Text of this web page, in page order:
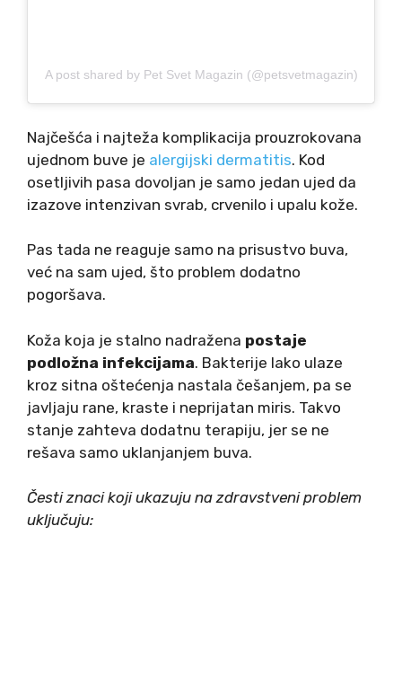
A post shared by Pet Svet Magazin (@petsvetmagazin)
Najčešća i najteža komplikacija prouzrokovana
ujednom buve je alergijski dermatitis. Kod
osetljivih pasa dovoljan je samo jedan ujed da
izazove intenzivan svrab, crvenilo i upalu kože.
Pas tada ne reaguje samo na prisustvo buva,
već na sam ujed, što problem dodatno
pogoršava.
Koža koja je stalno nadražena postaje
podložna infekcijama. Bakterije lako ulaze
kroz sitna oštećenja nastala češanjem, pa se
javljaju rane, kraste i neprijatan miris. Takvo
stanje zahteva dodatnu terapiju, jer se ne
rešava samo uklanjanjem buva.
Česti znaci koji ukazuju na zdravstveni problem
uključuju: